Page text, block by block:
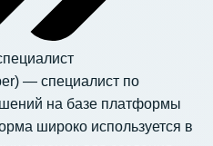
— специалист по
на базе платформы
широко используется в